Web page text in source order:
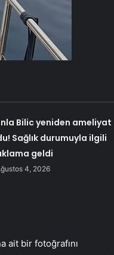
Bilic yeniden ameliyat
Sağlık durumuyla ilgili
geldi
4, 2026
ait bir fotoğrafını